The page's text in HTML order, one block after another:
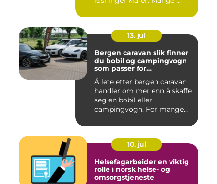
13. jul
Bergen caravan slik finner
du bobil og campingvogn
som passer for
vestlandsværet
Å lete etter bergen caravan
handler om mer enn å skaffe
seg en bobil eller
campingvogn. For mange
10. jul
Helsefagarbeider en viktig
rolle i norsk helse- og
omsorgstjeneste